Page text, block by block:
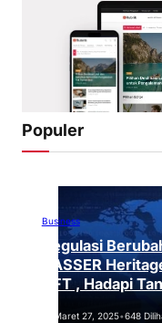
Populer
Business
Regulasi
VASSER
NFT , Hadapi
Maret 27, 2025•648